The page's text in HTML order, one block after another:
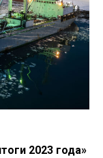
2023 года»